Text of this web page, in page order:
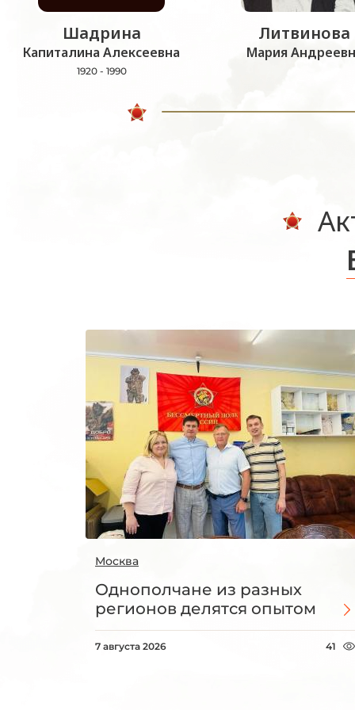
Шадрина
Капиталина Алексеевна
1920 - 1990
Литвинова
Мария
Москва
Однополчане из разных
регионов делятся опытом
7 августа 2026 41